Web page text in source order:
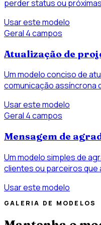
perder status ou
Usar este modelo
Geral 4 campos
Atualização de
Um modelo conciso de
comunicação assíncrona
Usar este modelo
Geral 4 campos
Mensagem de
Um modelo simples de
clientes ou parceiros que
Usar este modelo
GALERIA DE MODELOS